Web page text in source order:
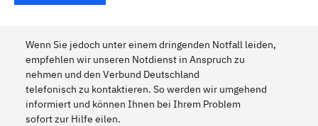
Wenn Sie jedoch unter einem dringenden Notfall leiden,
empfehlen wir unseren Notdienst in Anspruch zu
nehmen und den Verbund Deutschland
telefonisch zu kontaktieren. So werden wir umgehend
informiert und können Ihnen bei Ihrem Problem
sofort zur Hilfe eilen.